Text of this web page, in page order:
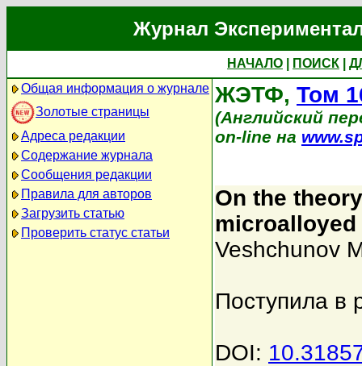
Журнал
НАЧАЛО ПОИСК
Общая информация о журнале
Золотые страницы
Адреса редакции
Содержание журнала
Сообщения редакции
Правила для авторов
Загрузить статью
Проверить статус статьи
ЖЭТФ, Том
(Английский
on-line на
On the
Veshchunov
Поступила в
DOI: